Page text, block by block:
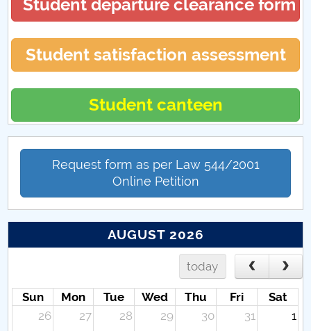
Student departure clearance form
Student satisfaction assessment
Student canteen
Request form as per Law 544/2001
Online Petition
AUGUST 2026
today
Sun Mon Tue Wed Thu Fri
Sat
26
27 28 29 30 31 1